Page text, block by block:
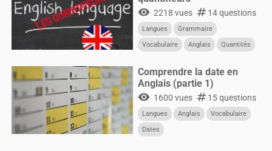
visibility 2218 vues numbers14 questions
Langues
Grammaire
Vocabulaire
Anglais
Quantités
Comprendre la date en
Anglais (partie 1)
visibility 1600 vues numbers15 questions
Langues Anglais
Vocabulaire
Dates